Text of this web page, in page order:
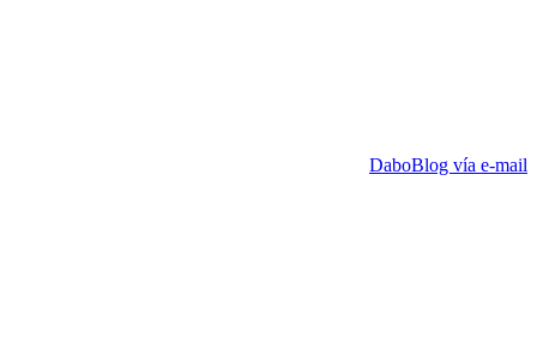
DaboBlog vía e-mail